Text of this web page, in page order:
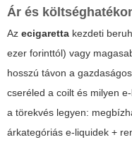
Ár és
Az ecigaretta kezdeti
ezer forinttól) vagy
hosszú távon a
cseréled a coilt és milyen
a törekvés legyen:
árkategóriás e-liquidek +